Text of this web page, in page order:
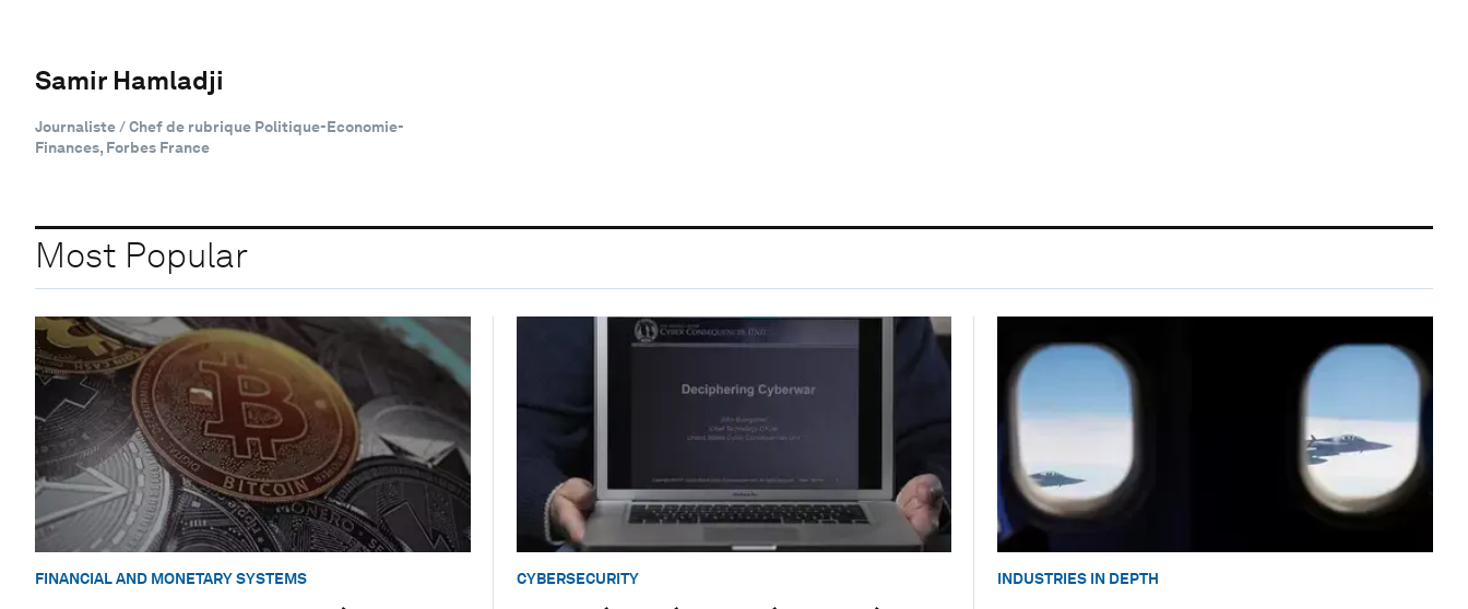
Samir Hamladji
Journaliste / Chef de rubrique Politique-Economie-
Finances, Forbes France
Most Popular
FINANCIAL AND MONETARY SYSTEMS CYBERSECURITY INDUSTRIES IN DEPTH